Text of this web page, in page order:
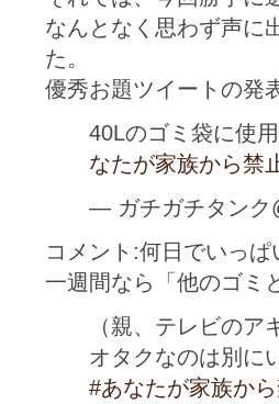
なんとなく思わず声に
た。
優秀お題ツイートの発
40Lのゴミ袋に使
なたが家族から禁
— ガチガチタンク
コメント:何日でいっ
一週間なら「他のゴ
（親、テレビの
オタクなのは別
#あなたが家族か